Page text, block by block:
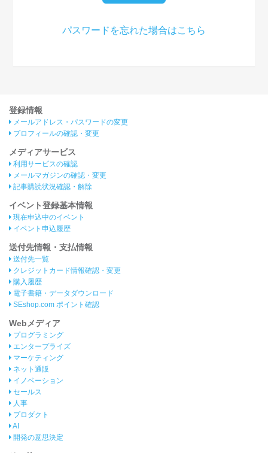
パスワードを忘れた場合はこちら
登録情報
メールアドレス・パスワードの変更
プロフィールの確認・変更
メディアサービス
利用サービスの確認
メールマガジンの確認・変更
記事購読状況確認・解除
イベント登録基本情報
現在申込中のイベント
イベント申込履歴
送付先情報・支払情報
送付先一覧
クレジットカード情報確認・変更
購入履歴
電子書籍・データダウンロード
SEshop.com ポイント確認
Webメディア
プログラミング
エンタープライズ
マーケティング
ネット通販
イノベーション
セールス
人事
プロダクト
AI
開発の意思決定